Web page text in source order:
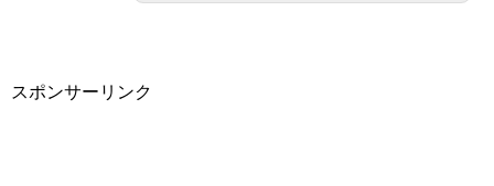
スポンサーリンク